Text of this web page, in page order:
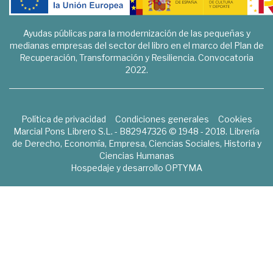
Ayudas públicas para la modernización de las pequeñas y
medianas empresas del sector del libro en el marco del Plan de
Recuperación, Transformación y Resiliencia. Convocatoria
2022.
Política de privacidad Condiciones generales
Cookies
Marcial Pons Librero S.L. - B82947326 © 1948 - 2018. Librería
de Derecho, Economía, Empresa, Ciencias Sociales, Historia y
Ciencias Humanas
Hospedaje y desarrollo OPTYMA